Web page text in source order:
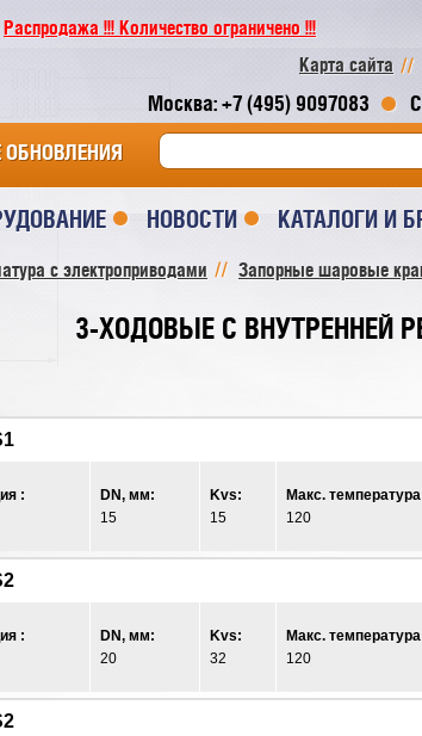
Распродажа !!! Количество ограничено !!!
Карта сайта
Москва: +7 (495) 9097083
ОБНОВЛЕНИЯ
НОВОСТИ КАТАЛОГИ И
с электроприводами
Запорные шаровые
3-ХОДОВЫЕ С ВНУТРЕННЕЙ
:
DN, мм:
15
Kvs:
15
Макс.
120
:
DN, мм:
20
Kvs:
32
Макс.
120